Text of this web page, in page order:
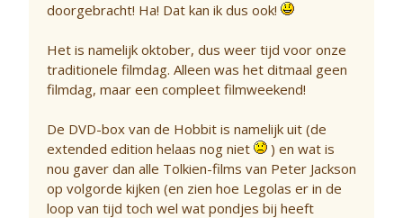
doorgebracht! Ha! Dat kan ik dus ook!
Het is namelijk oktober, dus weer tijd voor onze
traditionele filmdag. Alleen was het ditmaal geen
filmdag, maar een compleet filmweekend!
De DVD-box van de Hobbit is namelijk uit (de
extended edition helaas nog niet
) en wat is
nou gaver dan alle Tolkien-films van Peter Jackson
op volgorde kijken (en zien hoe Legolas er in de
loop van tijd toch wel wat pondjes bij heeft